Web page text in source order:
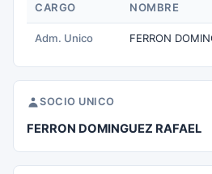
CARGO NOMBRE
Adm. Unico FERRON
SOCIO UNICO
FERRON DOMINGUEZ RAFAEL